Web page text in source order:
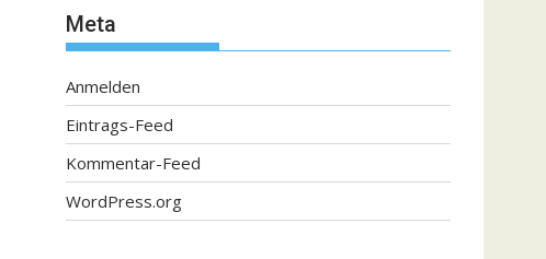
Meta
Anmelden
Eintrags-Feed
Kommentar-Feed
WordPress.org